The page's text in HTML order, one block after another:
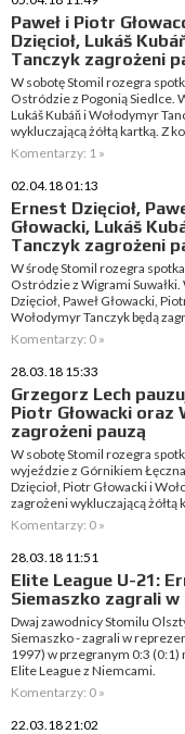
Paweł i Piotr
Dzięcioł, Lukáš
Tanczyk zagrożeni
W sobotę Stomil rozegra
Ostródzie z Pogonią Siedlce.
Lukáš Kubáň i Wołodymyr
wykluczającą żółtą kartką. Z
Komentarzy: 1 »
02.04.18 01:13
Ernest Dzięcioł,
Głowacki, Lukáš
Tanczyk zagrożeni
W środę Stomil rozegra
Ostródzie z Wigrami
Dzięcioł, Paweł Głowacki,
Wołodymyr Tanczyk będą
Komentarzy: 0 »
28.03.18 15:33
Grzegorz Lech
Piotr Głowacki oraz
zagrożeni pauzą
W sobotę Stomil rozegra
wyjeździe z Górnikiem
Dzięcioł, Piotr Głowacki i
zagrożeni wykluczającą żółtą
Komentarzy: 0 »
28.03.18 11:51
Elite League U-21:
Siemaszko zagrali
Dwaj zawodnicy Stomilu
Siemaszko - zagrali w
1997) w przegranym 0:3
Elite League z Niemcami.
Komentarzy: 0 »
22.03.18 21:02